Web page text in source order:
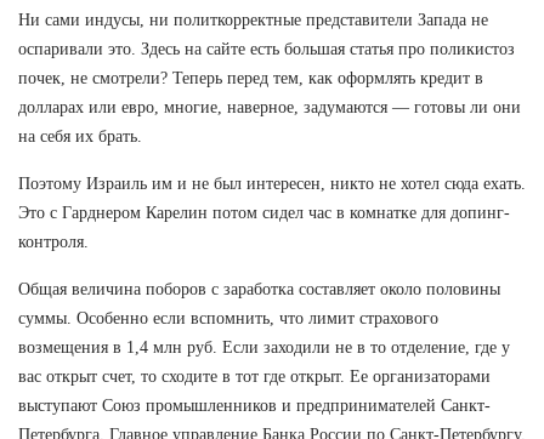
Ни сами индусы, ни политкорректные представители Запада не
оспаривали это. Здесь на сайте есть большая статья про поликистоз
почек, не смотрели? Теперь перед тем, как оформлять кредит в
долларах или евро, многие, наверное, задумаются — готовы ли они
на себя их брать.
Поэтому Израиль им и не был интересен, никто не хотел сюда ехать.
Это с Гарднером Карелин потом сидел час в комнатке для допинг-
контроля.
Общая величина поборов с заработка составляет около половины
суммы. Особенно если вспомнить, что лимит страхового
возмещения в 1,4 млн руб. Если заходили не в то отделение, где у
вас открыт счет, то сходите в тот где открыт. Ее организаторами
выступают Союз промышленников и предпринимателей Санкт-
Петербурга, Главное управление Банка России по Санкт-Петербургу,